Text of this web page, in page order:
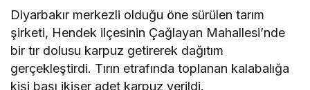
Diyarbakır merkezli olduğu öne sürülen tarım
şirketi, Hendek ilçesinin Çağlayan Mahallesi’nde
bir tır dolusu karpuz getirerek dağıtım
gerçekleştirdi. Tırın etrafında toplanan kalabalığa
kişi başı ikişer adet karpuz verildi.